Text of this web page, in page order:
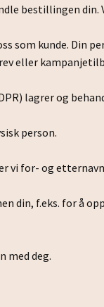
bestillingen din.
som kunde. Din
eller
lagrer og
person.
vi for- og
din, f.eks. for å
med deg.